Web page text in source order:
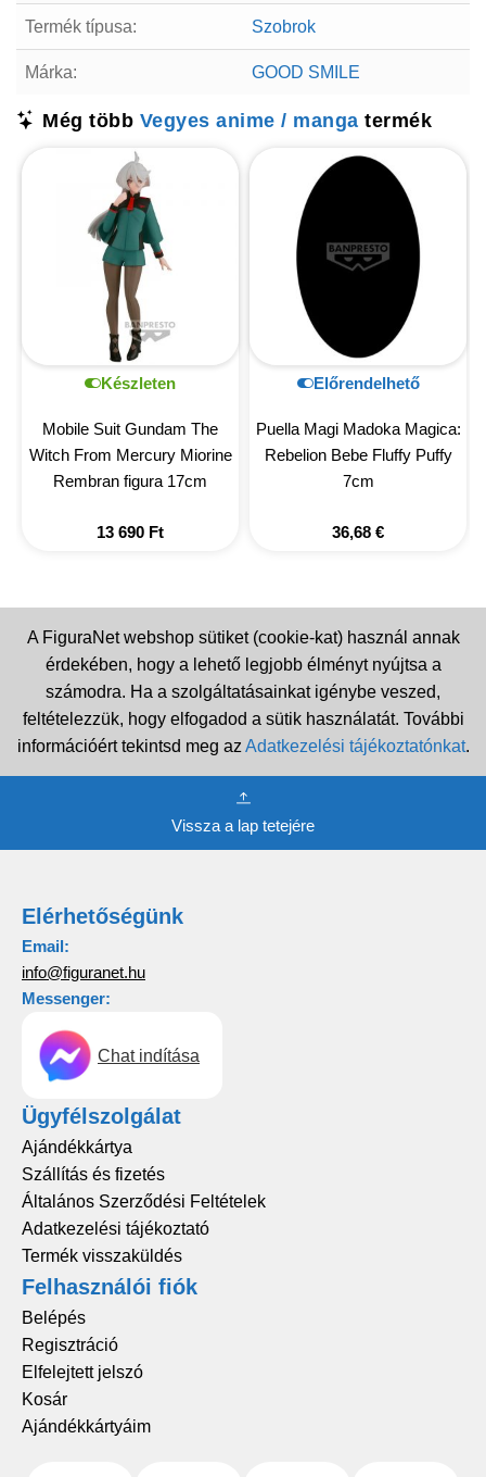
Termék típusa: Szobrok
Márka: GOOD SMILE
Még több Vegyes anime / manga termék
Készleten
Mobile Suit Gundam The
Witch From Mercury Miorine
Rembran figura 17cm
13 690 Ft
Előrendelhető
Puella Magi Madoka Magica:
Rebelion Bebe Fluffy Puffy
7cm
36,68 €
A FiguraNet webshop sütiket (cookie-kat) használ annak
érdekében, hogy a lehető legjobb élményt nyújtsa a
számodra. Ha a szolgáltatásainkat igénybe veszed,
feltételezzük, hogy elfogadod a sütik használatát. További
információért tekintsd meg az Adatkezelési tájékoztatónkat.
Vissza a lap tetejére
Elérhetőségünk
Email:
info@figuranet.hu
Messenger:
Chat indítása
Ügyfélszolgálat
Ajándékkártya
Szállítás és fizetés
Általános Szerződési Feltételek
Adatkezelési tájékoztató
Termék visszaküldés
Felhasználói fiók
Belépés
Regisztráció
Elfelejtett jelszó
Kosár
Ajándékkártyáim